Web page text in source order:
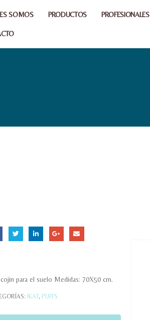
SOMOS PRODUCTOS PROFESIONALES
para el suelo Medidas: 70X50 cm.
IKAT, PUFFS